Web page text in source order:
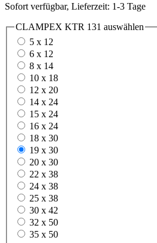
Sofort verfügbar, Lieferzeit: 1-3 Tage
CLAMPEX KTR 131 auswählen
5 x 12
6 x 12
8 x 14
10 x 18
12 x 20
14 x 24
15 x 24
16 x 24
18 x 30
19 x 30
20 x 30
22 x 38
24 x 38
25 x 38
30 x 42
32 x 50
35 x 50